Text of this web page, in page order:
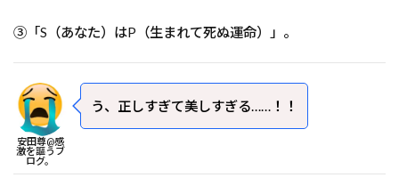
③「S（あなた）はP（生まれて死ぬ運命）」。
安田尊@感
激を謳うブ
ログ。
う、正しすぎて美しすぎる……！！